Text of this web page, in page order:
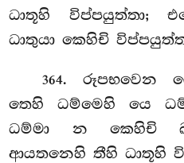
ධාතූහි විප්පයුත්තා;
ධාතුයා කෙහිචි
364. රූපභවෙන
තෙහි ධම්මෙහි යෙ
ධම්මා න කෙහිචි
ආයතනෙහි තීහි ධාතූහි